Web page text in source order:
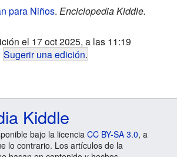
para Niños. Enciclopedia Kiddle.
el 17 oct 2025, a las 11:19
Sugerir una edición.
Kiddle
bajo la licencia CC BY-SA 3.0, a
lo contrario. Los artículos de la